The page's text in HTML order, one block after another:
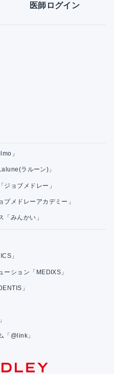
医師ログイン
」
ラルーン)」
ョブメドレー」
メドレーアカデミー」
みんかい」
」
ション「MEDIXS」
」
「@link」